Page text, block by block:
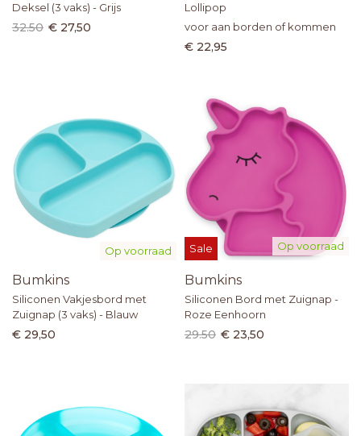
Deksel (3 vaks) - Grijs
32.50 € 27,50
Lollipop
voor aan borden of kommen
€ 22,95
Op voorraad
Bumkins
Siliconen Vakjesbord met
Zuignap (3 vaks) - Blauw
€ 29,50
Op voorraad
Sale
Bumkins
Siliconen Bord met Zuignap -
Roze Eenhoorn
29.50 € 23,50